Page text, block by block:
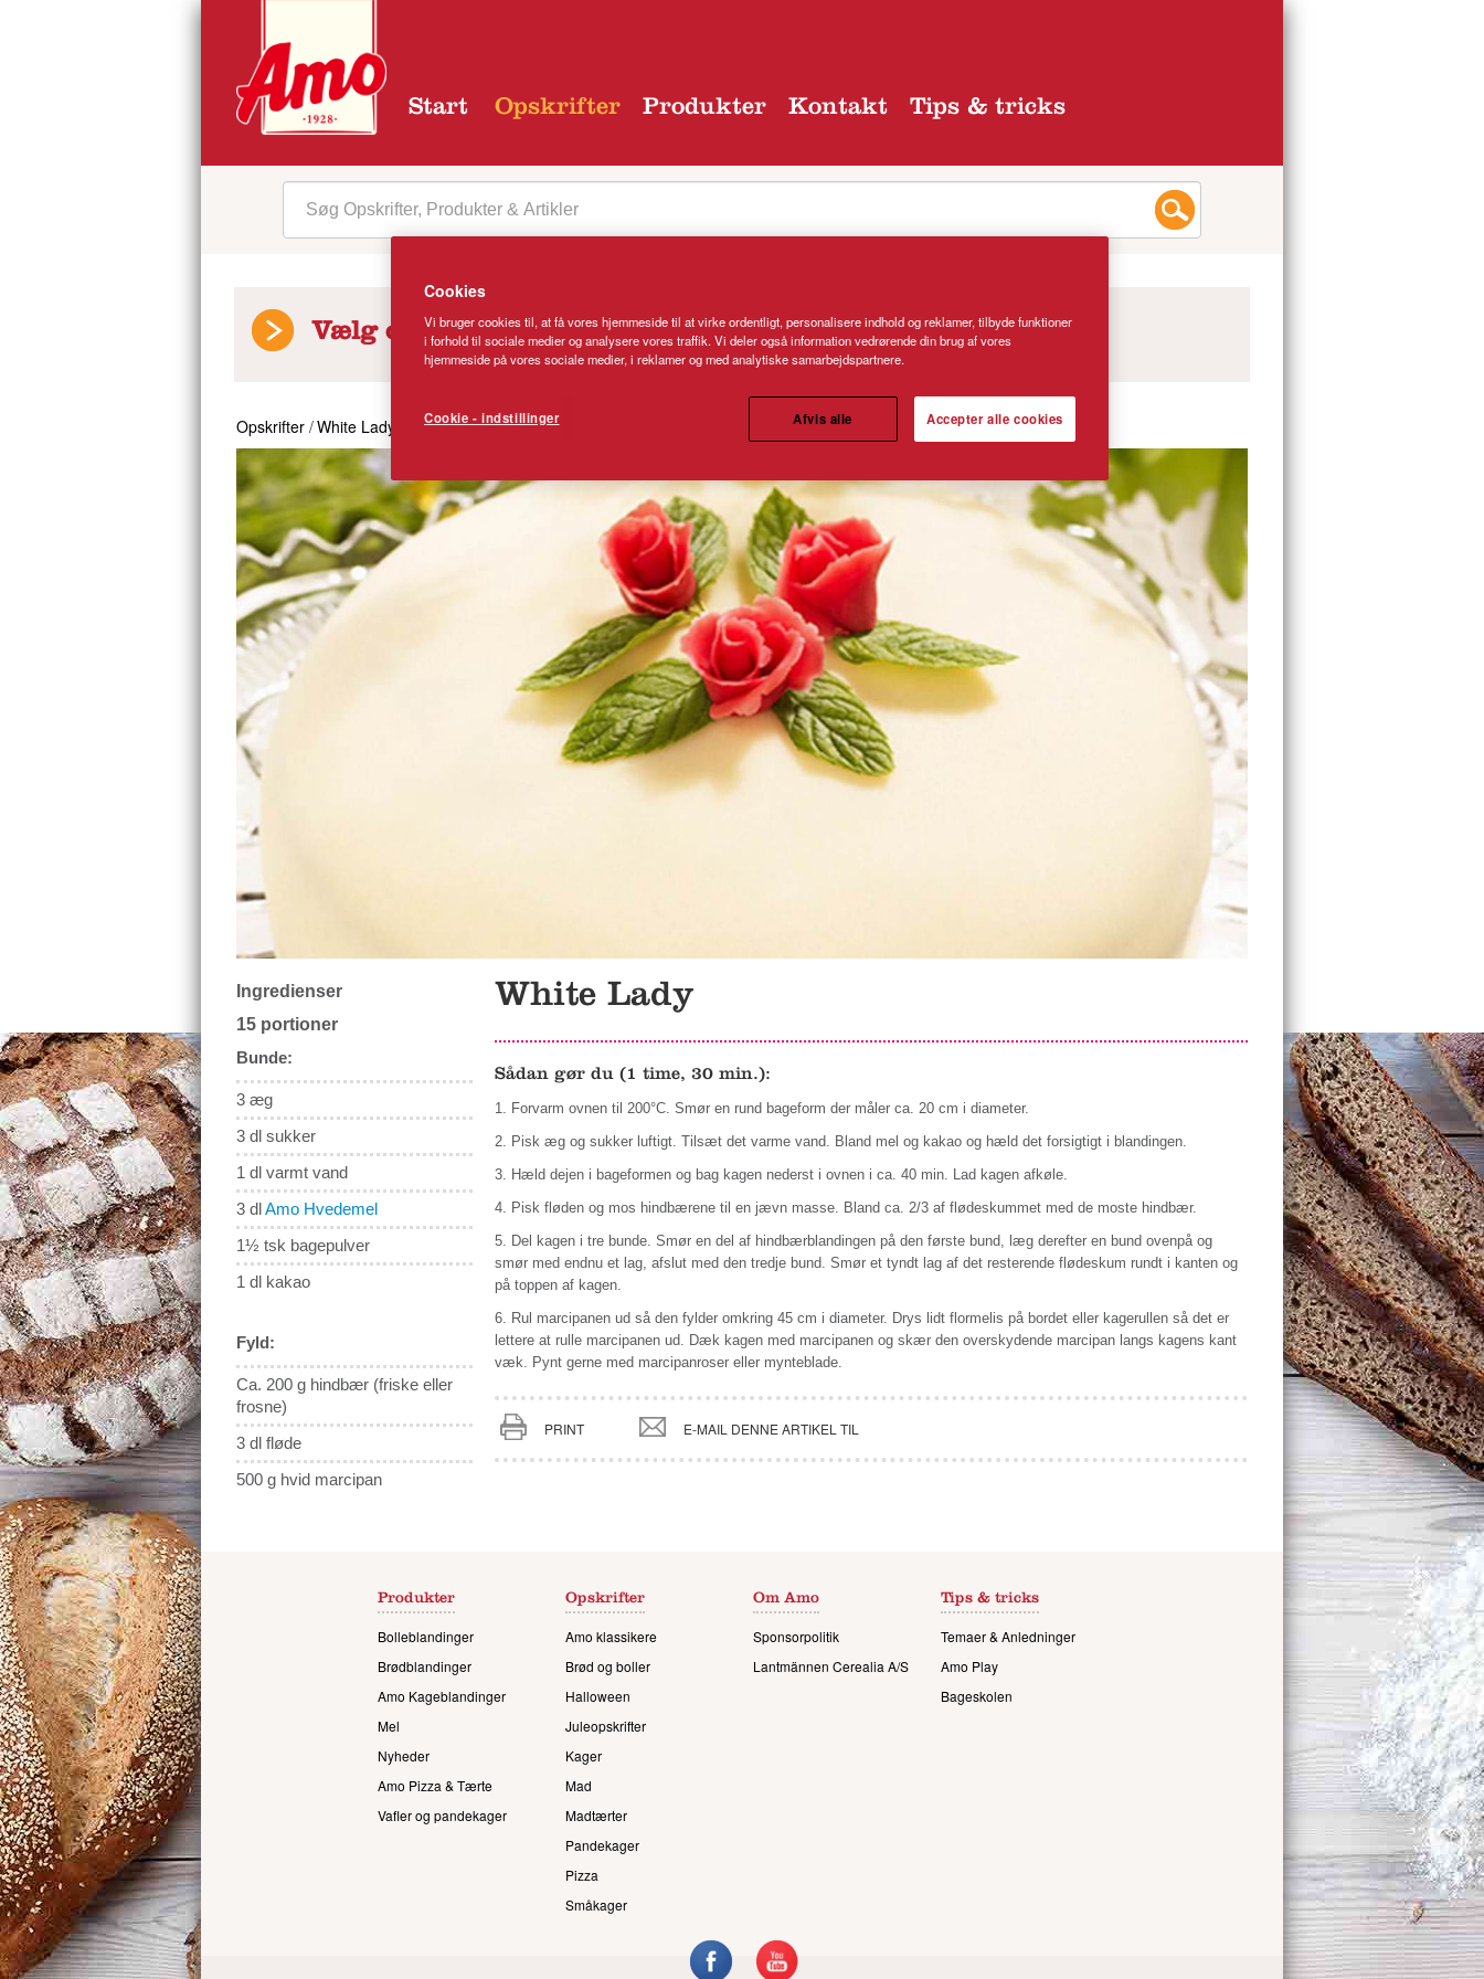
Start Opskrifter Produkter Kontakt Tips & tricks
Vælg opskrift kategori
Opskrifter /White Lady
Ingredienser
15 portioner
Bunde:
3 æg
3 dl sukker
1 dl varmt vand
3 dlAmo Hvedemel
1½ tsk bagepulver
1 dl kakao
Fyld:
Ca. 200 g hindbær (friske eller
frosne)
3 dl fløde
500 g hvid marcipan
White Lady
Sådan gør du (1 time, 30 min.):
1. Forvarm ovnen til 200°C. Smør en rund bageform der måler ca. 20 cm i diameter.
2. Pisk æg og sukker luftigt. Tilsæt det varme vand. Bland mel og kakao og hæld det forsigtigt i blandingen.
3. Hæld dejen i bageformen og bag kagen nederst i ovnen i ca. 40 min. Lad kagen afkøle.
4. Pisk fløden og mos hindbærene til en jævn masse. Bland ca. 2/3 af flødeskummet med de moste hindbær.
5. Del kagen i tre bunde. Smør en del af hindbærblandingen på den første bund, læg derefter en bund ovenpå og
smør med endnu et lag, afslut med den tredje bund. Smør et tyndt lag af det resterende flødeskum rundt i kanten og
på toppen af kagen.
6. Rul marcipanen ud så den fylder omkring 45 cm i diameter. Drys lidt flormelis på bordet eller kagerullen så det er
lettere at rulle marcipanen ud. Dæk kagen med marcipanen og skær den overskydende marcipan langs kagens kant
væk. Pynt gerne med marcipanroser eller mynteblade.
PRINT E-MAIL DENNE ARTIKEL TIL
Produkter
Bolleblandinger
Brødblandinger
Amo Kageblandinger
Mel
Nyheder
Amo Pizza & Tærte
Vafler og pandekager
Opskrifter
Amo klassikere
Brød og boller
Halloween
Juleopskrifter
Kager
Mad
Madtærter
Pandekager
Pizza
Småkager
Om Amo
Sponsorpolitik
Lantmännen Cerealia A/S
Tips & tricks
Temaer & Anledninger
Amo Play
Bageskolen
Cookies
Vi bruger cookies til, at få vores hjemmeside til at virke ordentligt, personalisere indhold og reklamer, tilbyde funktioner
i forhold til sociale medier og analysere vores traffik. Vi deler også information vedrørende din brug af vores
hjemmeside på vores sociale medier, i reklamer og med analytiske samarbejdspartnere.
Cookie - indstillinger Afvis alle Accepter alle cookies